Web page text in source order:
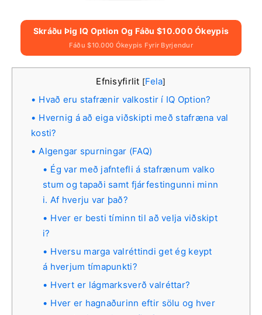
Skráðu Þig IQ Option Og Fáðu $10.000 Ókeypis
Fáðu $10.000 Ókeypis Fyrir Byrjendur
Efnisyfirlit [Fela]
Hvað eru stafrænir valkostir í IQ Option?
Hvernig á að eiga viðskipti með stafræna val
kosti?
Algengar spurningar (FAQ)
Ég var með jafntefli á stafrænum valko
stum og tapaði samt fjárfestingunni minn
i. Af hverju var það?
Hver er besti tíminn til að velja viðskipt
i?
Hversu marga valréttindi get ég keypt
á hverjum tímapunkti?
Hvert er lágmarksverð valréttar?
Hver er hagnaðurinn eftir sölu og hver